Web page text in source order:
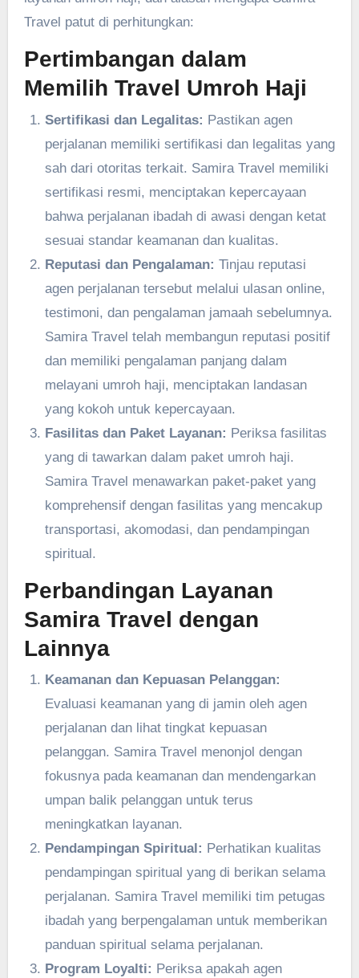
Travel patut di perhitungkan:
Pertimbangan dalam
Memilih Travel Umroh Haji
Sertifikasi dan Legalitas: Pastikan agen
perjalanan memiliki sertifikasi dan legalitas yang
sah dari otoritas terkait. Samira Travel memiliki
sertifikasi resmi, menciptakan kepercayaan
bahwa perjalanan ibadah di awasi dengan ketat
sesuai standar keamanan dan kualitas.
Reputasi dan Pengalaman: Tinjau reputasi
agen perjalanan tersebut melalui ulasan online,
testimoni, dan pengalaman jamaah sebelumnya.
Samira Travel telah membangun reputasi positif
dan memiliki pengalaman panjang dalam
melayani umroh haji, menciptakan landasan
yang kokoh untuk kepercayaan.
Fasilitas dan Paket Layanan: Periksa fasilitas
yang di tawarkan dalam paket umroh haji.
Samira Travel menawarkan paket-paket yang
komprehensif dengan fasilitas yang mencakup
transportasi, akomodasi, dan pendampingan
spiritual.
Perbandingan Layanan
Samira Travel dengan
Lainnya
Keamanan dan Kepuasan Pelanggan:
Evaluasi keamanan yang di jamin oleh agen
perjalanan dan lihat tingkat kepuasan
pelanggan. Samira Travel menonjol dengan
fokusnya pada keamanan dan mendengarkan
umpan balik pelanggan untuk terus
meningkatkan layanan.
Pendampingan Spiritual: Perhatikan kualitas
pendampingan spiritual yang di berikan selama
perjalanan. Samira Travel memiliki tim petugas
ibadah yang berpengalaman untuk memberikan
panduan spiritual selama perjalanan.
Program Loyalti: Periksa apakah agen